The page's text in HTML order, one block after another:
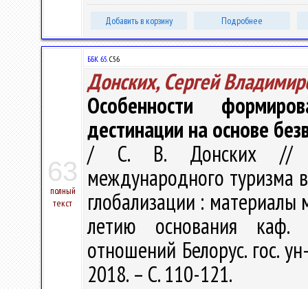
Добавить в корзину Подробнее
63
полный
текст
ББК 65.С56
Донских, Сергей
Особенности
дестинации на основе
/ С. В. Донских //
международного туризма
глобализации : материалы
летию основания каф.
отношений Белорус. гос.
2018. – С. 110-121.